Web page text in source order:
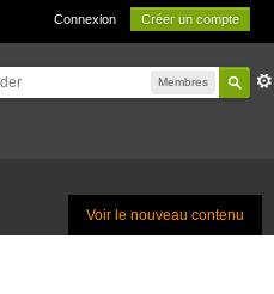
Connexion Créer un compte
Membres
Voir le nouveau contenu